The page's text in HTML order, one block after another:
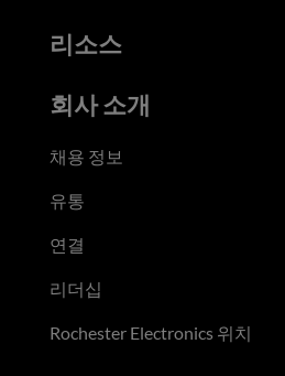
리소스
회사 소개
채용 정보
유통
연결
리더십
Rochester Electronics 위치